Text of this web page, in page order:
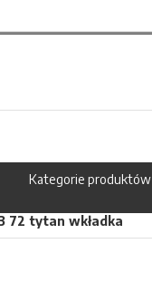
Kategorie produktów
72 tytan wkładka